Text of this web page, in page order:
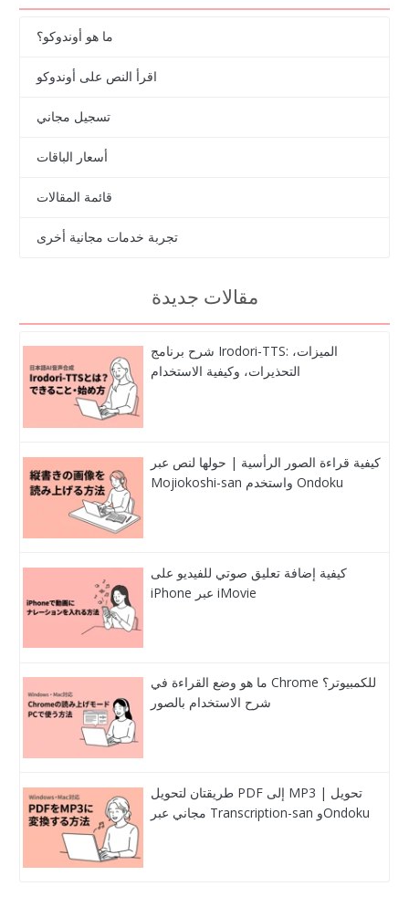
ما هو أوندوكو؟
اقرأ النص على أوندوكو
تسجيل مجاني
أسعار الباقات
قائمة المقالات
تجربة خدمات مجانية أخرى
مقالات جديدة
شرح برنامج Irodori-TTS: الميزات،
التحذيرات، وكيفية الاستخدام
كيفية قراءة الصور الرأسية | حولها لنص عبر
Mojiokoshi-san واستخدم Ondoku
كيفية إضافة تعليق صوتي للفيديو على
iPhone عبر iMovie
ما هو وضع القراءة في Chrome للكمبيوتر؟
شرح الاستخدام بالصور
طريقتان لتحويل PDF إلى MP3 | تحويل
مجاني عبر Transcription-san وOndoku